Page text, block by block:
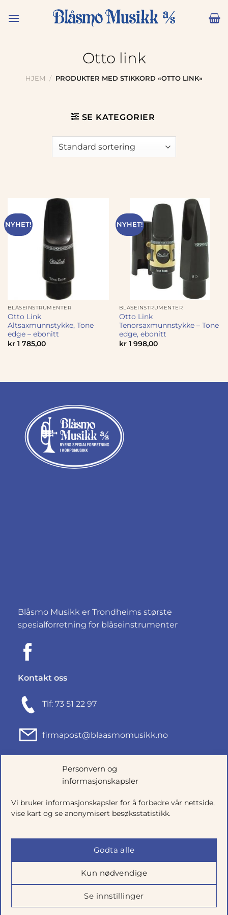
Personvern og
informasjonskapsler
Vi bruker informasjonskapsler for å forbedre vår nettside,
vise kart og se anonymisert besøksstatistikk.
Godta alle
Kun nødvendige
Se innstillinger
Otto link
HJEM / PRODUKTER MED STIKKORD «OTTO LINK»
SE KATEGORIER
NYHET!
BLÅSEINSTRUMENTER
Otto Link
Altsaxmunnstykke, Tone
edge – ebonitt
kr1 785,00
NYHET!
BLÅSEINSTRUMENTER
Otto Link
Tenorsaxmunnstykke – Tone
edge, ebonitt
kr1 998,00
Blåsmo Musikk er Trondheims største
spesialforretning for blåseinstrumenter
Kontakt oss
Tlf: 73 51 22 97
firmapost@blaasmomusikk.no
Fjordgata 46, 7010 TRONDHEIM
Salgsbetingelser|Personvern|Cookie-innstillinger